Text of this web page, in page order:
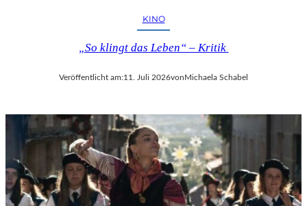
KINO
„So klingt das Leben“ – Kritik
Veröffentlicht am:11. Juli 2026vonMichaela Schabel